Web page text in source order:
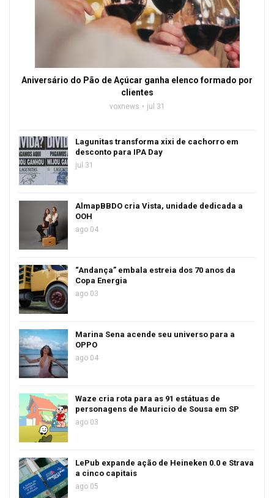
Aniversário do Pão de Açúcar ganha elenco formado por
clientes
voxnews jul 31
Lagunitas transforma xixi de cachorro em
desconto para IPA Day
jul 31
AlmapBBDO cria Vista, unidade dedicada a
OOH
ago 04
“Andança” embala estreia dos 70 anos da
Copa Energia
ago 03
Marina Sena acende seu universo para a
OPPO
ago 04
Waze cria rota para as 91 estátuas de
personagens de Mauricio de Sousa em SP
ago 03
LePub expande ação de Heineken 0.0 e Strava
a cinco capitais
ago 05